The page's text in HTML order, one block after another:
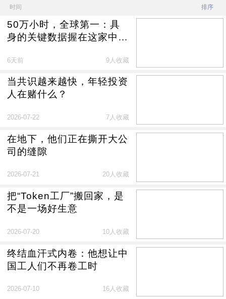
时间 排序
50万小时，全球第一：具
身的关键数据握在这家中国
6天前 9人收藏
当共识越来越快，年轻投资
人在赌什么？
2026-07-22 7人收藏
在地下，他们正在撕开大公
司的缝隙
2026-07-21 20人收藏
把“Token工厂”搬回家，是
不是一场好生意
2026-07-20 10人收藏
终结血汗式内卷：他想让中
国工人们不再卷工时
2026-07-10 16人收藏